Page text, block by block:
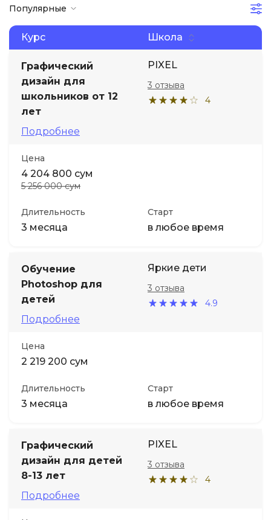
Популярные
Курс Школа
Графический
дизайн для
школьников от 12
лет
Подробнее
PIXEL
4
3 отзыва
Цена
4 204 800 сум
5 256 000 сум
Длительность
3 месяца
Старт
в любое время
Обучение
Photoshop для
детей
Подробнее
Яркие дети
4.9
3 отзыва
Цена
2 219 200 сум
Длительность
3 месяца
Старт
в любое время
Графический
дизайн для детей
8-13 лет
Подробнее
PIXEL
4
3 отзыва
Менеджмент
Иностранные языки
Soft Skills
ДПО
Детям